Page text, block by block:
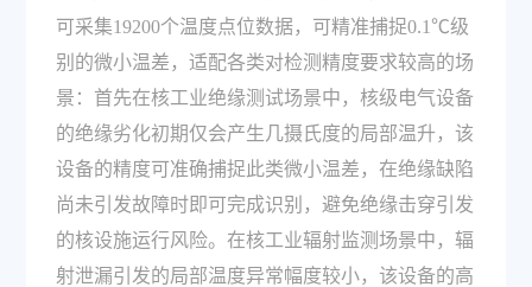
可采集19200个温度点位数据，可精准捕捉0.1℃级
别的微小温差，适配各类对检测精度要求较高的场
景：首先在核工业绝缘测试场景中，核级电气设备
的绝缘劣化初期仅会产生几摄氏度的局部温升，该
设备的精度可准确捕捉此类微小温差，在绝缘缺陷
尚未引发故障时即可完成识别，避免绝缘击穿引发
的核设施运行风险。在核工业辐射监测场景中，辐
射泄漏引发的局部温度异常幅度较小，该设备的高